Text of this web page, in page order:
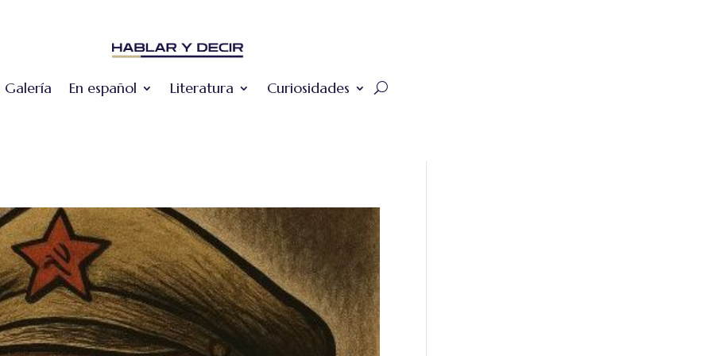
Galería En español Literatura Curiosidades